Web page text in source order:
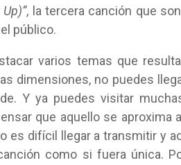
, la tercera canción que
público.
varios temas que
dimensiones, no puedes
Y ya puedes visitar
que aquello se aproxima
es difícil llegar a transmitir y
como si fuera única.